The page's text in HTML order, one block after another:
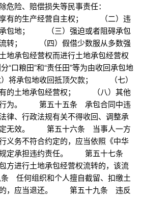
除危险、赔偿损失等民事责任：
享有的生产经营自主权； （二）违
承包地； （三）强迫或者阻碍承包
流转； （四）假借少数服从多数强
地承包经营权而进行土地承包经营权
粮田”和“责任田”等为由收回承包地
承包地收回抵顶欠款； （七）
有的土地承包经营权； （八）其他
行为。 第五十五条 承包合同中违
律、行政法规有关不得收回、调整承
定无效。 第五十六条 当事人一方
义务不符合约定的，应当依照《中华
规定承担违约责任。 第五十七条
方进行土地承包经营权流转的，该流
何组织和个人擅自截留、扣缴土
的，应当退还。 第五十九条 违反